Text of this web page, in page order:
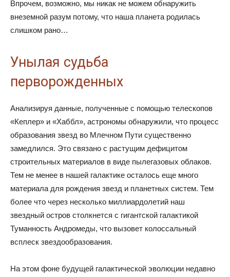
Впрочем, возможно, мы никак не можем обнаружить
внеземной разум потому, что наша планета родилась
слишком рано…
Унылая судьба
перворожденных
Анализируя данные, полученные с помощью телескопов
«Кеплер» и «Хаббл», астрономы обнаружили, что процесс
образования звезд во Млечном Пути существенно
замедлился. Это связано с растущим дефицитом
строительных материалов в виде пылегазовых облаков.
Тем не менее в нашей галактике осталось еще много
материала для рождения звезд и планетных систем. Тем
более что через несколько миллиардолетий наш
звездный остров столкнется с гигантской галактикой
Туманность Андромеды, что вызовет колоссальный
всплеск звездообразования.
На этом фоне будущей галактической эволюции недавно